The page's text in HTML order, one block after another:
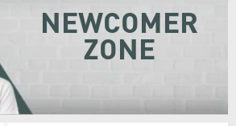
NEWCOMER
ZONE